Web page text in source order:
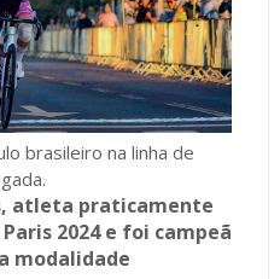
brasileiro na linha de
atleta praticamente
2024 e foi campeã
modalidade